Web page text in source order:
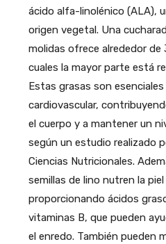
ácido alfa-linolénico (ALA),
origen vegetal. Una
molidas ofrece alrededor de
cuales la mayor parte está
Estas grasas son esenciales
cardiovascular,
el cuerpo y a mantener un
según un estudio realizado
Ciencias Nutricionales.
semillas de lino nutren la
proporcionando ácidos
vitaminas B, que pueden
el enredo. También pueden